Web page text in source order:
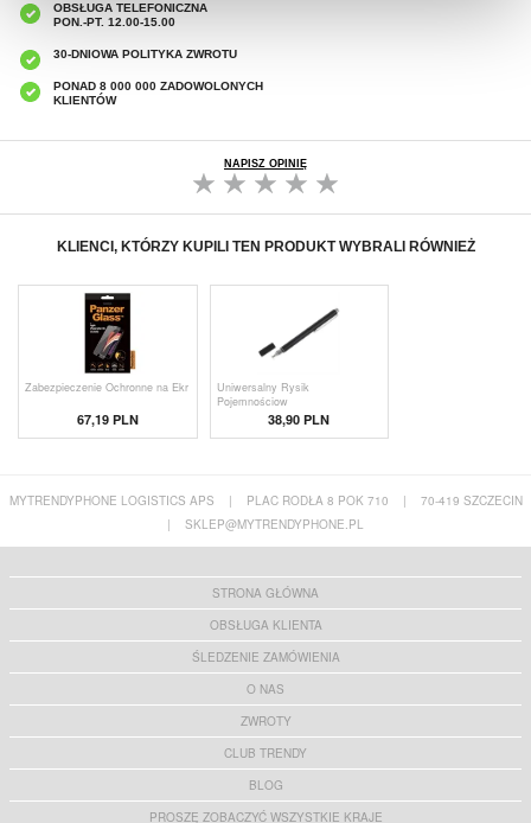
OBSŁUGA TELEFONICZNA
PON.-PT. 12.00-15.00
30-DNIOWA POLITYKA ZWROTU
PONAD 8 000 000 ZADOWOLONYCH
KLIENTÓW
NAPISZ OPINIĘ
KLIENCI, KTÓRZY KUPILI TEN PRODUKT WYBRALI RÓWNIEŻ
Zabezpieczenie Ochronne na Ekr
67,19 PLN
Uniwersalny Rysik
Pojemnościow
38,90 PLN
MYTRENDYPHONE LOGISTICS APS | PLAC RODŁA 8 POK 710 |
70-419 SZCZECIN
|
SKLEP@MYTRENDYPHONE.PL
STRONA GŁÓWNA
OBSŁUGA KLIENTA
ŚLEDZENIE ZAMÓWIENIA
O NAS
ZWROTY
CLUB TRENDY
BLOG
PROSZĘ ZOBACZYĆ WSZYSTKIE KRAJE